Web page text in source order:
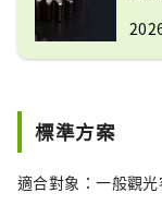
標準方案
適合對象：一般觀